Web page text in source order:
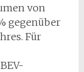
von
gegenüber
Für